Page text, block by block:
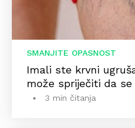
SMANJITE OPASNOST
Imali ste krvni
može spriječiti da se
3 min čitanja